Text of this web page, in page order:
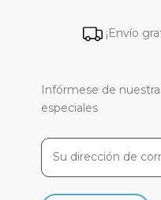
¡Envío
Infórmese de
especiales